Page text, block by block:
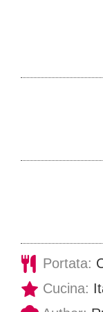
Portata:
Cucina: